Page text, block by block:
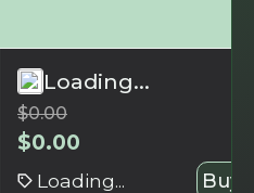
Loading...
$0.00
$0.00
Loading... Buy